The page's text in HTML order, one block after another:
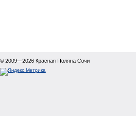
© 2009—2026 Красная Поляна Сочи